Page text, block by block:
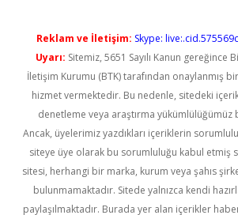
Reklam ve İletişim: Skype:
Uyarı: Sitemiz, 5651 Sayılı Kanun gereğince
İletişim Kurumu (BTK) tarafından onaylanmış
hizmet vermektedir. Bu nedenle, sitedeki
denetleme veya araştırma yükümlülüğümüz
Ancak, üyelerimiz yazdıkları içeriklerin
siteye üye olarak bu sorumluluğu kabul etmiş
sitesi, herhangi bir marka, kurum veya şahıs
bulunmamaktadır. Sitede yalnızca kendi
paylaşılmaktadır. Burada yer alan içerikler